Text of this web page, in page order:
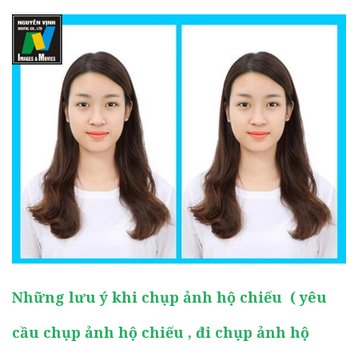
Những lưu ý khi chụp ảnh hộ chiếu ( yêu
cầu chụp ảnh hộ chiếu , đi chụp ảnh hộ